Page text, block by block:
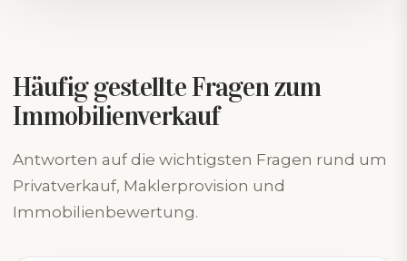
Häufig gestellte Fragen zum
Immobilienverkauf
Antworten auf die wichtigsten Fragen rund um
Privatverkauf, Maklerprovision und
Immobilienbewertung.